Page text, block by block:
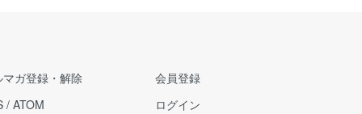
マガ登録・解除
/ ATOM
会員登録
ログイン